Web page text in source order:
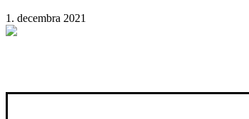
1. decembra 2021